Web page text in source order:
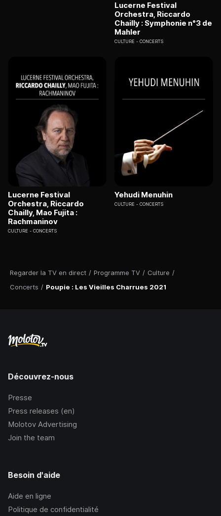
Regarder la TV en direct / Programme TV / Culture /
Concerts / Poupie : Les Vieilles Charrues 2021
Lucerne Festival
Orchestra, Riccardo
Chailly : Symphonie n°3 de
Mahler
CULTURE CONCERTS
Lucerne Festival
Orchestra, Riccardo
Chailly, Mao Fujita :
Rachmaninov
CULTURE CONCERTS
Yehudi Menuhin
CULTURE CONCERTS
Découvrez-nous
Presse
Press releases (en)
Molotov Advertising
Join the team
Besoin d'aide
Aide en ligne
Politique de confidentialité